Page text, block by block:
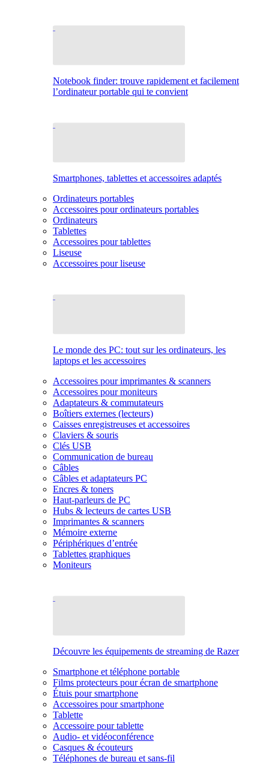
Notebook finder: trouve rapidement et facilement
l’ordinateur portable qui te convient
Smartphones, tablettes et accessoires adaptés
Ordinateurs portables
Accessoires pour ordinateurs portables
Ordinateurs
Tablettes
Accessoires pour tablettes
Liseuse
Accessoires pour liseuse
Le monde des PC: tout sur les ordinateurs, les
laptops et les accessoires
Accessoires pour imprimantes & scanners
Accessoires pour moniteurs
Adaptateurs & commutateurs
Boîtiers externes (lecteurs)
Caisses enregistreuses et accessoires
Claviers & souris
Clés USB
Communication de bureau
Câbles
Câbles et adaptateurs PC
Encres & toners
Haut-parleurs de PC
Hubs & lecteurs de cartes USB
Imprimantes & scanners
Mémoire externe
Périphériques d’entrée
Tablettes graphiques
Moniteurs
Découvre les équipements de streaming de Razer
Smartphone et téléphone portable
Films protecteurs pour écran de smartphone
Étuis pour smartphone
Accessoires pour smartphone
Tablette
Accessoire pour tablette
Audio- et vidéoconférence
Casques & écouteurs
Téléphones de bureau et sans-fil